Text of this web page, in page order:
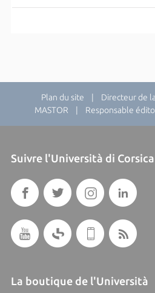
Plan du site | Directeur de la
MASTOR | Responsable
Suivre l'Università di Corsica
La boutique de l'Università